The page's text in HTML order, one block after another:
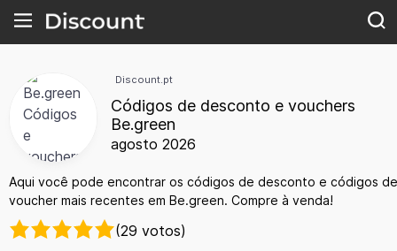
Discount.pt
Códigos de desconto e vouchers
Be.green
agosto 2026
Aqui você pode encontrar os códigos de desconto e códigos de
voucher mais recentes em Be.green. Compre à venda!
(29 votos)